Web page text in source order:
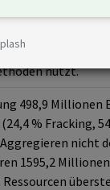
Ltd (CNRL) ist
nutzt.
498,9
% Fracking,
nicht
1595,2